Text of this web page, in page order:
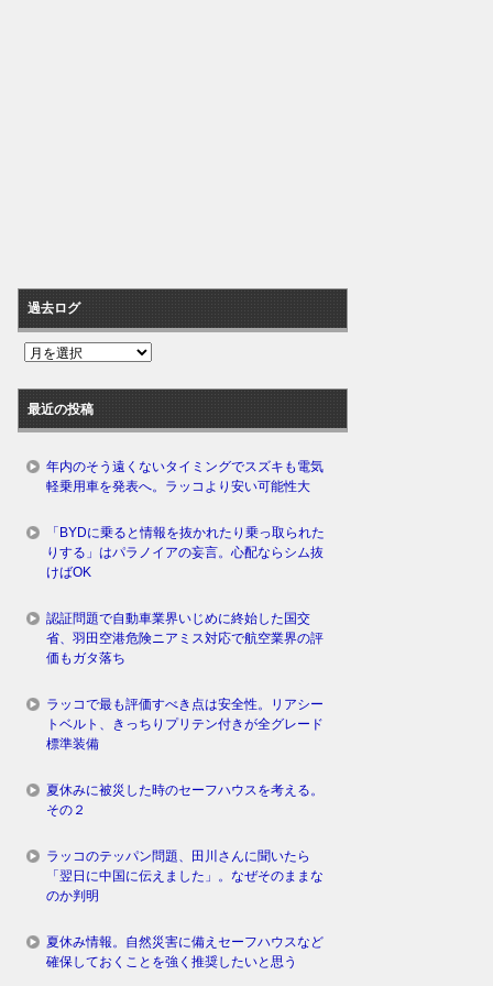
過去ログ
過
ロ
グ
最近の投稿
年内のそう遠くないタイミングでスズキも電気
軽乗用車を発表へ。ラッコより安い可能性大
「BYDに乗ると情報を抜かれたり乗っ取られた
りする」はパラノイアの妄言。心配ならシム抜
けばOK
認証問題で自動車業界いじめに終始した国交
省、羽田空港危険ニアミス対応で航空業界の評
価もガタ落ち
ラッコで最も評価すべき点は安全性。リアシー
トベルト、きっちりプリテン付きが全グレード
標準装備
夏休みに被災した時のセーフハウスを考える。
その２
ラッコのテッパン問題、田川さんに聞いたら
「翌日に中国に伝えました」。なぜそのままな
のか判明
夏休み情報。自然災害に備えセーフハウスなど
確保しておくことを強く推奨したいと思う